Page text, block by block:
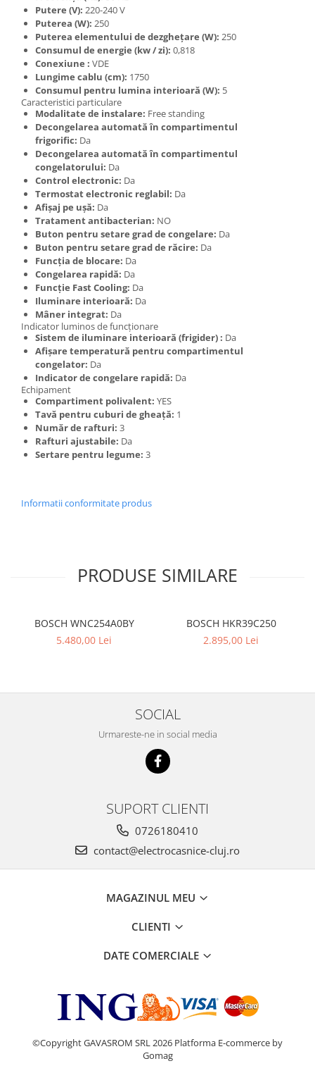
Putere (V): 220-240 V
Puterea (W): 250
Puterea elementului de dezghețare (W): 250
Consumul de energie (kw / zi): 0,818
Conexiune : VDE
Lungime cablu (cm): 1750
Consumul pentru lumina interioară (W): 5
Caracteristici particulare
Modalitate de instalare: Free standing
Decongelarea automată în compartimentul
frigorific: Da
Decongelarea automată în compartimentul
congelatorului: Da
Control electronic: Da
Termostat electronic reglabil: Da
Afișaj pe ușă: Da
Tratament antibacterian: NO
Buton pentru setare grad de congelare: Da
Buton pentru setare grad de răcire: Da
Funcția de blocare: Da
Congelarea rapidă: Da
Funcţie Fast Cooling: Da
Iluminare interioară: Da
Mâner integrat: Da
Indicator luminos de funcționare
Sistem de iluminare interioară (frigider) : Da
Afișare temperatură pentru compartimentul
congelator: Da
Indicator de congelare rapidă: Da
Echipament
Compartiment polivalent: YES
Tavă pentru cuburi de gheață: 1
Număr de rafturi: 3
Rafturi ajustabile: Da
Sertare pentru legume: 3
Informatii conformitate produs
PRODUSE SIMILARE
BOSCH WNC254A0BY
5.480,00 Lei
BOSCH HKR39C250
2.895,00 Lei
SOCIAL
Urmareste-ne in social media
SUPORT CLIENTI
0726180410
contact@electrocasnice-cluj.ro
MAGAZINUL MEU
CLIENTI
DATE COMERCIALE
©Copyright GAVASROM SRL 2026 Platforma E-commerce by
Gomag